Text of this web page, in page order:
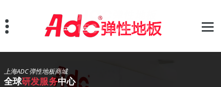
至
正
上海ADC弹性地板商城
全球研发服务中心